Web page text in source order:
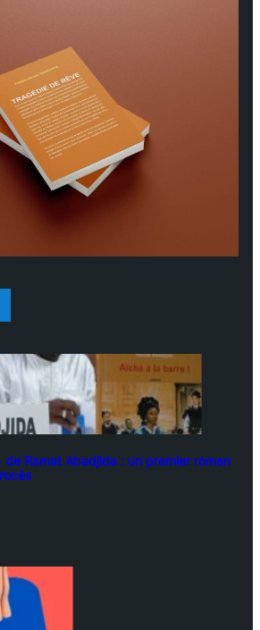
de Ramat Abadjida : un premier roman